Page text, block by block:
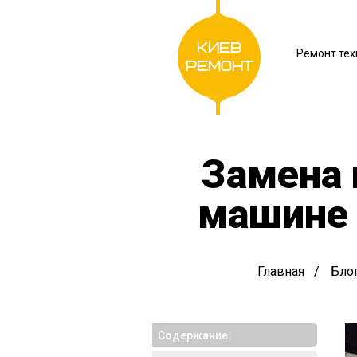
Киев
Ремонт
Ремонт
Замена
машине
Главная
Cодержание: